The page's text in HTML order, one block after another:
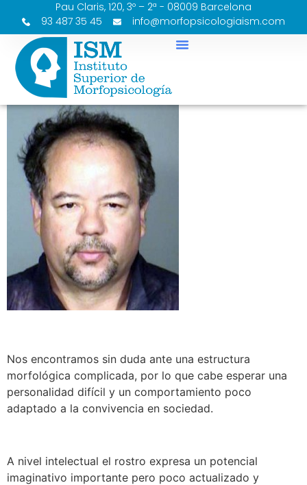
Pau Claris, 120, 3º – 2ª - 08009 Barcelona
93 487 35 45
info@morfopsicologiaism.com
Nos encontramos sin duda ante una estructura
morfológica complicada, por lo que cabe esperar una
personalidad difícil y un comportamiento poco
adaptado a la convivencia en sociedad.
A nivel intelectual el rostro expresa un potencial
imaginativo importante pero poco actualizado y